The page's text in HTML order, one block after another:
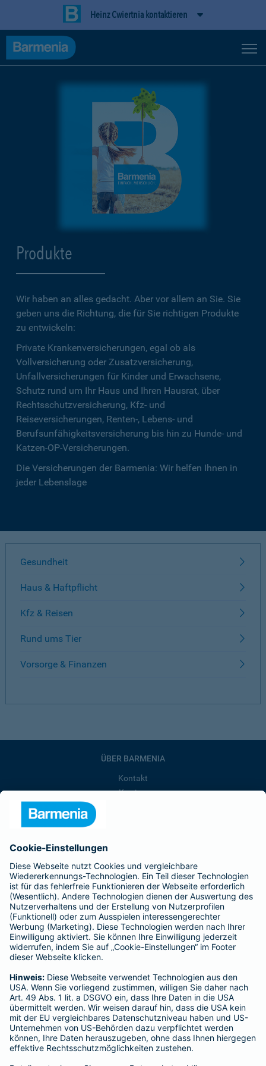
Heinz Cwiertnia kontaktieren
Produkte
Wir haben an alles gedacht. Aber vor allem an Sie. Sie
geben uns die Richtung, die für Sie richtigen Produkte
zu entwickeln:
Private Krankenversicherungen, egal ob als
Vollversicherung oder Zusatzversicherung,
Unfallversicherungen für Kinder und Erwachsene,
Schutz rund um Ihr Haus und Ihren Hausrat, über
Rechtsschutzversicherung, Kfz- und
Reiseversicherungen, Renten-, Lebens- und
Berufsunfähigkeitsversicherung bis hin zu Hunde- und
Katzen-OP-Versicherungen.
Die Versicherungen der Barmenia: Wir helfen Ihnen in
jeder Lebenslage
Gesundheit
Haus & Haftpflicht
Kfz & Reisen
Rund ums Tier
Vorsorge & Finanzen
ÜBER BARMENIA
Kontakt
Karriere
Affiliate-Partner werden
Barmenia ist Teil der BarmeniaGothaer
BELIEBTE SEITEN
Kranken-Zusatzversicherung
Tierversicherungen
Haftpflichtversicherung
Hausratversicherung
SERVICE
Adresse ändern
Schaden melden
Kilometerstandsmeldung
Serviceübersicht